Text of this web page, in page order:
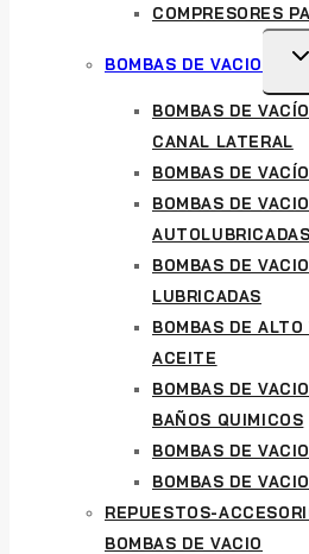
COMPRESORES
BOMBAS DE VACIO
BOMBAS DE
CANAL LATERAL
BOMBAS DE
BOMBAS DE
AUTOLUBRICADAS
BOMBAS DE
LUBRICADAS
BOMBAS DE
ACEITE
BOMBAS DE
BAÑOS QUIMICOS
BOMBAS DE
BOMBAS DE
REPUESTOS-
BOMBAS DE VACIO